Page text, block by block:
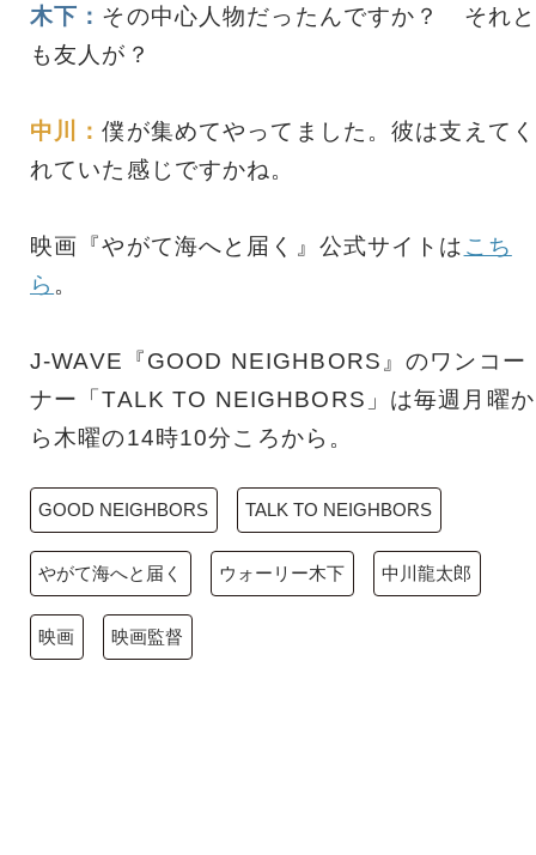
木下： その中心人物だったんですか？ それと
も友人が？
中川：僕が集めてやってました。彼は支えてく
れていた感じですかね。
映画『やがて海へと届く』公式サイトは こち
ら 。
J-WAVE『GOOD NEIGHBORS』のワンコー
ナー「TALK TO NEIGHBORS」は毎週月曜か
ら木曜の14時10分ころから。
GOOD NEIGHBORS TALK TO NEIGHBORS
やがて海へと届く ウォーリー木下 中川龍太郎
映画 映画監督